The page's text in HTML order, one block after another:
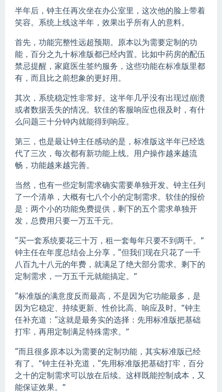
半年后，钟主任再次坐在办公室里，这次他的脸上带着
笑容。系统上线这半年，效果出乎所有人的意料。
首先，功能完整性远超预期。原本以为需要定制的功
能，百分之九十标准版都已经内置。比如中药房的配伍
禁忌提醒，家庭医生签约服务，这些功能在标准版里都
有，而且比之前想象的更好用。
其次，系统稳定性非常好。这半年几乎没有出现过崩溃
或者数据丢失的情况。软佳的客服响应也很及时，有什
么问题三十分钟内就能得到响应。
第三，也是最让钟主任感动的是，标准版这半年已经迭
代了三次，每次都有新功能上线。用户操作越来越流
畅，功能越来越完善。
当然，也有一些定制需求确实需要单独开发。钟主任列
了一个清单，大概有七八个小的定制需求。软佳的报价
是：两个小的功能免费提供，剩下的五个需求单独开
发，总费用只要一万五千元。
“买一套系统要花三十万，租一套每年只要不到两千。”
钟主任在年度总结会上分享，“但我们现在只花了一千
八百九十八元的年费，就满足了绝大部分需求。剩下的
定制需求，一万五千元就能搞定。”
“标准版的满意度反而最高，不是因为它功能最多，是
因为它稳定、持续更新、性价比高、响应及时。”钟主
任补充道：“这就是最务实的选择：先用标准版把基础
打牢，再用定制满足特殊需求。”
“而且很多原本以为需要的定制功能，其实标准版已经
有了。”钟主任补充道，“先用标准版把基础打牢，百分
之十的定制需求可以放在后续。这样既能控制成本，又
能保证效果。”